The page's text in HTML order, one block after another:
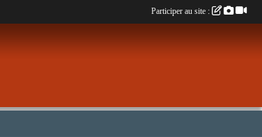
Participer au site :